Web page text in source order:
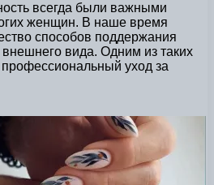
всегда были важными
женщин. В наше время
способов поддержания
внешнего вида. Одним из таких
уход за